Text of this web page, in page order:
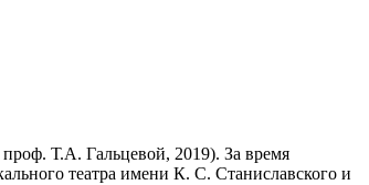
Т.А. Гальцевой, 2019). За время
театра имени К. С. Станиславского и